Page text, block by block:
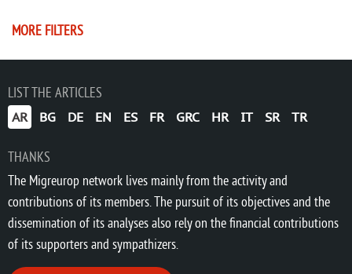
MORE FILTERS
LIST THE ARTICLES
AR BG DE EN ES FR GRC HR IT SR TR
THANKS
The Migreurop network lives mainly from the activity and
contributions of its members. The pursuit of its objectives and the
dissemination of its analyses also rely on the financial contributions
of its supporters and sympathizers.